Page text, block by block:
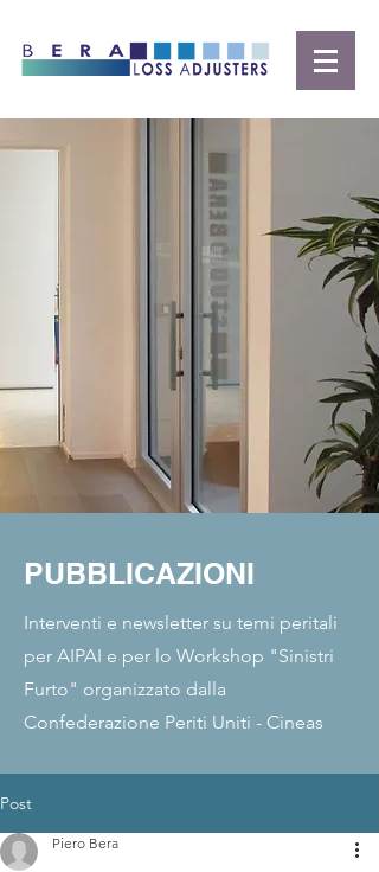
PUBBLICAZIONI
Interventi e newsletter su temi peritali
per AIPAI e per lo Workshop "Sinistri
Furto" organizzato dalla
Confederazione Periti Uniti - Cineas
Post
Piero Bera